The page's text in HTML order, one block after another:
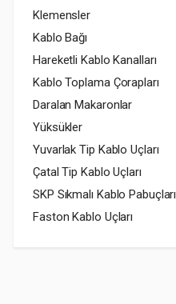
Klemensler
Kablo Bağı
Hareketli Kablo Kanalları
Kablo Toplama Çorapları
Daralan Makaronlar
Yüksükler
Yuvarlak Tip Kablo Uçları
Çatal Tip Kablo Uçları
SKP Sıkmalı Kablo Pabuçları
Faston Kablo Uçları